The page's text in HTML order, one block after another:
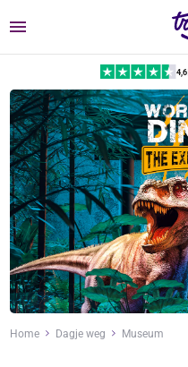
Menu
4,6
Home Dagje weg Museum